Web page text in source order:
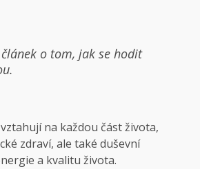
o tom, jak se hodit
na každou část života,
zdraví, ale také duševní
a kvalitu života.